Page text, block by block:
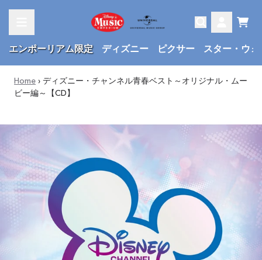
Account
Cart
エンポーリアム限定
ディズニー ピクサー スター・ウォ
Home › ディズニー・チャンネル青春ベスト～オリジナル・ムー
ビー編～【CD】